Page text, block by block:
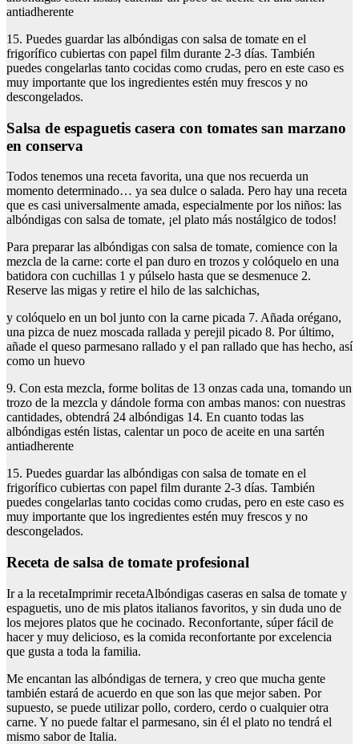
antiadherente
15. Puedes guardar las albóndigas con salsa de tomate en el
frigorífico cubiertas con papel film durante 2-3 días. También
puedes congelarlas tanto cocidas como crudas, pero en este caso es
muy importante que los ingredientes estén muy frescos y no
descongelados.
Salsa de espaguetis casera con tomates san marzano
en conserva
Todos tenemos una receta favorita, una que nos recuerda un
momento determinado… ya sea dulce o salada. Pero hay una receta
que es casi universalmente amada, especialmente por los niños: las
albóndigas con salsa de tomate, ¡el plato más nostálgico de todos!
Para preparar las albóndigas con salsa de tomate, comience con la
mezcla de la carne: corte el pan duro en trozos y colóquelo en una
batidora con cuchillas 1 y púlselo hasta que se desmenuce 2.
Reserve las migas y retire el hilo de las salchichas,
y colóquelo en un bol junto con la carne picada 7. Añada orégano,
una pizca de nuez moscada rallada y perejil picado 8. Por último,
añade el queso parmesano rallado y el pan rallado que has hecho, así
como un huevo
9. Con esta mezcla, forme bolitas de 13 onzas cada una, tomando un
trozo de la mezcla y dándole forma con ambas manos: con nuestras
cantidades, obtendrá 24 albóndigas 14. En cuanto todas las
albóndigas estén listas, calentar un poco de aceite en una sartén
antiadherente
15. Puedes guardar las albóndigas con salsa de tomate en el
frigorífico cubiertas con papel film durante 2-3 días. También
puedes congelarlas tanto cocidas como crudas, pero en este caso es
muy importante que los ingredientes estén muy frescos y no
descongelados.
Receta de salsa de tomate profesional
Ir a la recetaImprimir recetaAlbóndigas caseras en salsa de tomate y
espaguetis, uno de mis platos italianos favoritos, y sin duda uno de
los mejores platos que he cocinado. Reconfortante, súper fácil de
hacer y muy delicioso, es la comida reconfortante por excelencia
que gusta a toda la familia.
Me encantan las albóndigas de ternera, y creo que mucha gente
también estará de acuerdo en que son las que mejor saben. Por
supuesto, se puede utilizar pollo, cordero, cerdo o cualquier otra
carne. Y no puede faltar el parmesano, sin él el plato no tendrá el
mismo sabor de Italia.